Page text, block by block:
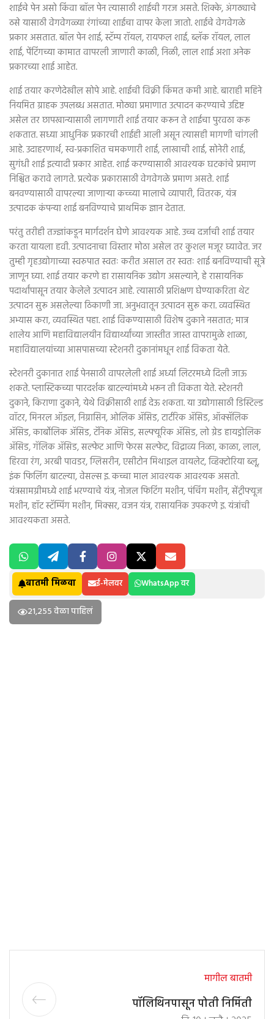
शाईचे पेन असो किंवा बॉल पेन त्यासाठी शाईची गरज असते. शिक्के, अंगठ्याचे
ठसे यासाठी वेगवेगळ्या रंगांच्या शाईचा वापर केला जातो. शाईचे वेगवेगळे
प्रकार असतात. बॉल पेन शाई, स्टॅम्प रॉयल, रायफल शाई, ब्लॅक रॉयल, लाल
शाई, पेंटिंगच्या कामात वापरली जाणारी काळी, निळी, लाल शाई अशा अनेक
प्रकारच्या शाई आहेत.
शाई तयार करणेदेखील सोपे आहे. शाईची विक्री किंमत कमी आहे. बाराही महिने
नियमित ग्राहक उपलब्ध असतात. मोठ्या प्रमाणात उत्पादन करण्याचे उद्दिष्ट
असेल तर छापखान्यासाठी लागणारी शाई तयार करून ते शाईचा पुरवठा करू
शकतात. सध्या आधुनिक प्रकारची शाईही आली असून त्यासही मागणी चांगली
आहे. उदाहरणार्थ, स्व-प्रकाशित चमकणारी शाई, लाखाची शाई, सोनेरी शाई,
सुगंधी शाई इत्यादी प्रकार आहेत. शाई करण्यासाठी आवश्यक घटकांचे प्रमाण
निश्चित करावे लागते. प्रत्येक प्रकारासाठी वेगवेगळे प्रमाण असते. शाई
बनवण्यासाठी वापरल्या जाणाऱ्या कच्च्या मालाचे व्यापारी, वितरक, यंत्र
उत्पादक कंपन्या शाई बनविण्याचे प्राथमिक ज्ञान देतात.
परंतु तरीही तज्ज्ञांकडून मार्गदर्शन घेणे आवश्यक आहे. उच्च दर्जाची शाई तयार
करता यायला हवी. उत्पादनाचा विस्तार मोठा असेल तर कुशल मजूर घ्यावेत. जर
तुम्ही गृहउद्योगाच्या स्वरुपात स्वतः करीत असाल तर स्वतः शाई बनविण्याची सूत्रे
जाणून घ्या. शाई तयार करणे हा रासायनिक उद्योग असल्याने, हे रासायनिक
पदार्थांपासून तयार केलेले उत्पादन आहे. त्यासाठी प्रशिक्षण घेण्याकरिता थेट
उत्पादन सुरू असलेल्या ठिकाणी जा. अनुभवातून उत्पादन सुरू करा. व्यवस्थित
अभ्यास करा, व्यवस्थित पहा. शाई विकण्यासाठी विशेष दुकाने नसतात; मात्र
शालेय आणि महाविद्यालयीन विद्यार्थ्यांच्या जास्तीत जास्त वापरामुळे शाळा,
महाविद्यालयांच्या आसपासच्या स्टेशनरी दुकानांमधून शाई विकता येते.
स्टेशनरी दुकानात शाई पेनसाठी वापरलेली शाई अर्ध्या लिटरमध्ये दिली जाऊ
शकते. प्लास्टिकच्या पारदर्शक बाटल्यांमध्ये भरून ती विकता येते. स्टेशनरी
दुकाने, किराणा दुकाने, येथे विक्रीसाठी शाई देऊ शकता. या उद्योगासाठी डिस्टिल्ड
वॉटर, मिनरल ऑइल, निग्रासिन, ओलिक ॲसिड, टार्टरिक ॲसिड, ऑक्सॅलिक
ॲसिड, कार्बोलिक ॲसिड, टॅनिक ॲसिड, सल्फ्यूरिक ॲसिड, लो ग्रेड हायड्रोलिक
ॲसिड, गॅलिक ॲसिड, सल्फेट आणि फेरस सल्फेट, विद्राव्य निळा, काळा, लाल,
हिरवा रंग, अरबी पावडर, ग्लिसरीन, एसीटोन मिथाइल वायलेट, व्हिक्टोरिया ब्लू,
इंक फिलिंग बाटल्या, वेसल्स इ. कच्चा माल आवश्यक आवश्यक असतो.
यंत्रसामग्रीमध्ये शाई भरण्याचे यंत्र, नोजल फिटिंग मशीन, पंचिंग मशीन, सेंट्रीफ्यूज
मशीन, हॉट स्टॅम्पिंग मशीन, मिक्सर, वजन यंत्र, रासायनिक उपकरणे इ. यंत्रांची
आवश्यकता असते.
बातमी मिळवा ई-मेलवर WhatsApp वर
21,255 वेळा पाहिलं
मागील बातमी
पॉलिथिनपासून पोती निर्मिती